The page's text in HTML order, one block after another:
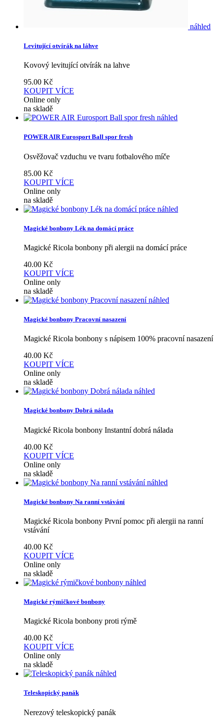
náhled
Levitující otvírák na láhve
Kovový levitující otvírák na lahve
95.00 Kč
KOUPIT VÍCE
Online only
na skladě
náhled
POWER AIR Eurosport Ball spor fresh
Osvěžovač vzduchu ve tvaru fotbalového míče
85.00 Kč
KOUPIT VÍCE
Online only
na skladě
náhled
Magické bonbony Lék na domácí práce
Magické Ricola bonbony při alergii na domácí práce
40.00 Kč
KOUPIT VÍCE
Online only
na skladě
náhled
Magické bonbony Pracovní nasazení
Magické Ricola bonbony s nápisem 100% pracovní nasazení
40.00 Kč
KOUPIT VÍCE
Online only
na skladě
náhled
Magické bonbony Dobrá nálada
Magické Ricola bonbony Instantní dobrá nálada
40.00 Kč
KOUPIT VÍCE
Online only
na skladě
náhled
Magické bonbony Na ranní vstávání
Magické Ricola bonbony První pomoc při alergii na ranní
vstávání
40.00 Kč
KOUPIT VÍCE
Online only
na skladě
náhled
Magické rýmičkové bonbony
Magické Ricola bonbony proti rýmě
40.00 Kč
KOUPIT VÍCE
Online only
na skladě
náhled
Teleskopický panák
Nerezový teleskopický panák